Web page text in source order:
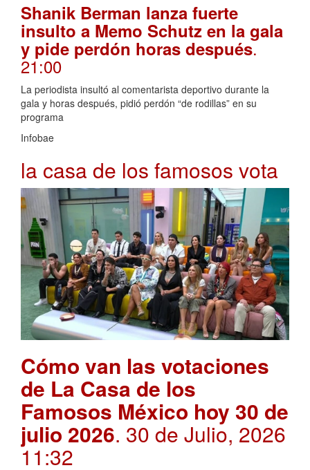
Shanik Berman lanza fuerte
insulto a Memo Schutz en la gala
y pide perdón horas después.
21:00
La periodista insultó al comentarista deportivo durante la
gala y horas después, pidió perdón “de rodillas” en su
programa
Infobae
la casa de los famosos vota
Cómo van las votaciones
de La Casa de los
Famosos México hoy 30 de
julio 2026. 30 de Julio, 2026
11:32